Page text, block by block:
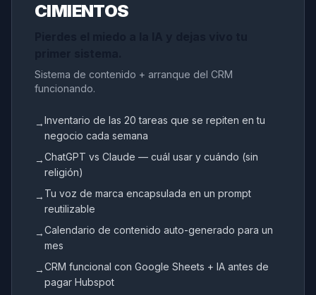
CIMIENTOS
Sistema de contenido + arranque del CRM
funcionando.
→Inventario de las 20 tareas que se repiten en tu
negocio cada semana
→ChatGPT vs Claude — cuál usar y cuándo (sin
religión)
→ Tu voz de marca encapsulada en un prompt
reutilizable
→Calendario de contenido auto-generado para un
mes
→CRM funcional con Google Sheets + IA antes de
pagar Hubspot